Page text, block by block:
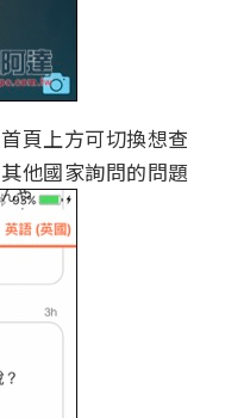
頁上方可切換想查
他國家詢問的問題